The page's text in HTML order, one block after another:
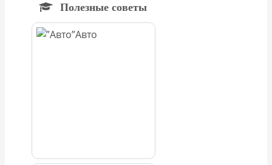
Полезные советы
Авто